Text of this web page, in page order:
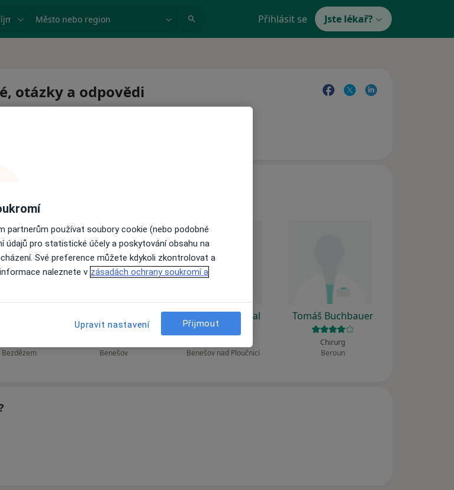
Město nebo region Přihlásit se Jste lékař?
otázky a odpovědi
Benešov
Antonín Zamykal
Benešov nad Ploučnicí
Tomáš Buchbauer
Chirurg
Beroun
partnerům používat soubory cookie (nebo podobné
údajů pro statistické účely a poskytování obsahu na
Své preference můžete kdykoli zkontrolovat a
naleznete v zásadách ochrany soukromí a
Upravit nastavení Přijmout